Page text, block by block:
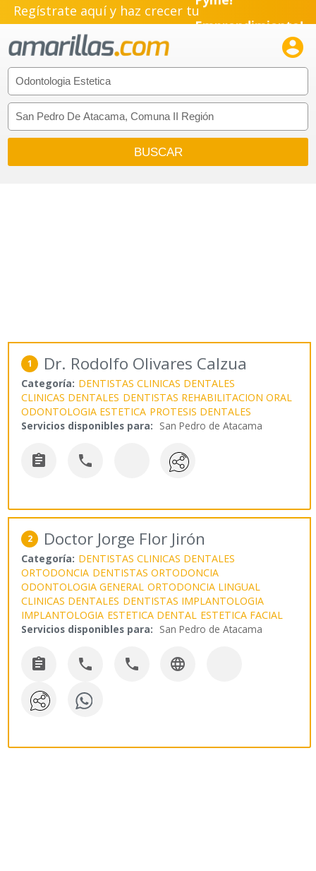
Regístrate aquí y haz crecer tuEmprendimiento!

1 Dr. Rodolfo Olivares Calzua
Categoría: DENTISTAS CLINICAS DENTALES
CLINICAS DENTALES DENTISTAS REHABILITACION ORAL
ODONTOLOGIA ESTETICA PROTESIS DENTALES
Servicios disponibles para: San Pedro de Atacama
 
2 Doctor Jorge Flor Jirón
Categoría: DENTISTAS CLINICAS DENTALES
ORTODONCIA DENTISTAS ORTODONCIA
ODONTOLOGIA GENERAL ORTODONCIA LINGUAL
CLINICAS DENTALES DENTISTAS IMPLANTOLOGIA
IMPLANTOLOGIA ESTETICA DENTAL ESTETICA FACIAL
Servicios disponibles para: San Pedro de Atacama
   